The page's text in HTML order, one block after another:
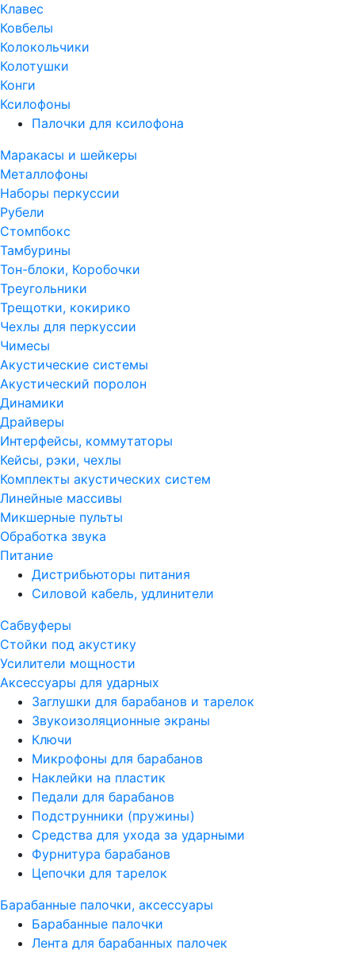
Клавес
Ковбелы
Колокольчики
Колотушки
Конги
Ксилофоны
Палочки для ксилофона
Маракасы и шейкеры
Металлофоны
Наборы перкуссии
Рубели
Стомпбокс
Тамбурины
Тон-блоки, Коробочки
Треугольники
Трещотки, кокирико
Чехлы для перкуссии
Чимесы
Акустические системы
Акустический поролон
Динамики
Драйверы
Интерфейсы, коммутаторы
Кейсы, рэки, чехлы
Комплекты акустических систем
Линейные массивы
Микшерные пульты
Обработка звука
Питание
Дистрибьюторы питания
Силовой кабель, удлинители
Сабвуферы
Стойки под акустику
Усилители мощности
Аксессуары для ударных
Заглушки для барабанов и тарелок
Звукоизоляционные экраны
Ключи
Микрофоны для барабанов
Наклейки на пластик
Педали для барабанов
Подструнники (пружины)
Средства для ухода за ударными
Фурнитура барабанов
Цепочки для тарелок
Барабанные палочки, аксессуары
Барабанные палочки
Лента для барабанных палочек